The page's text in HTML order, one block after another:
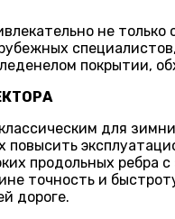
не
покрытии,
для
продольных ребра
точность и
дороге.